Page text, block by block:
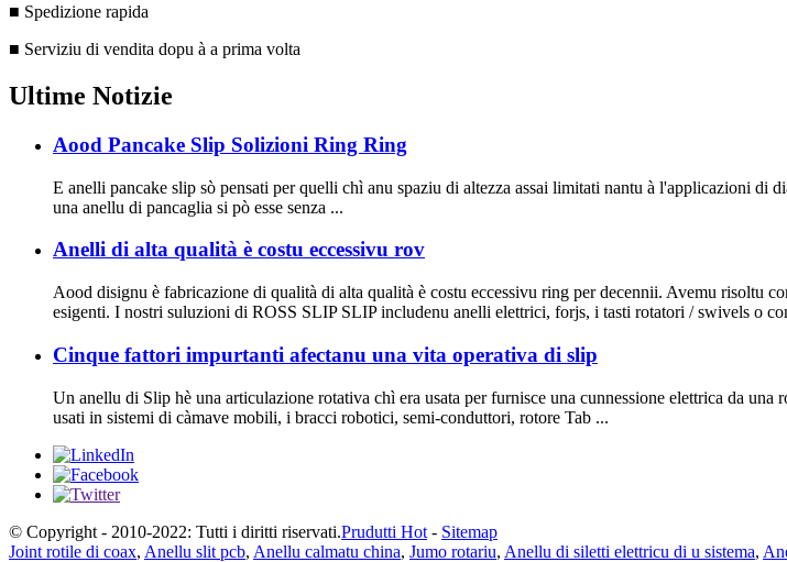
■ Spedizione rapida
■ Serviziu di vendita dopu à a prima volta
Ultime Notizie
Aood Pancake Slip Solizioni Ring Ring
E anelli pancake slip sò pensati per quelli chì anu spaziu di altezza assai limitati nantu à l'applicazioni di
una anellu di pancaglia si pò esse senza ...
Anelli di alta qualità è costu eccessivu rov
Aood disignu è fabricazione di qualità di alta qualità è costu eccessivu ring per decennii. Avemu risoltu
esigenti. I nostri suluzioni di ROSS SLIP SLIP includenu anelli elettrici, forjs, i tasti rotatori / swivels o
Cinque fattori impurtanti afectanu una vita operativa di slip
Un anellu di Slip hè una articulazione rotativa chì era usata per furnisce una cunnessione elettrica da
usati in sistemi di càmave mobili, i bracci robotici, semi-conduttori, rotore Tab ...
© Copyright - 2010-2022: Tutti i diritti riservati.Prudutti Hot - Sitemap
Joint rotile di coax, Anellu slit pcb, Anellu calmatu china, Jumo rotariu, Anellu di siletti elettricu di u sistema,